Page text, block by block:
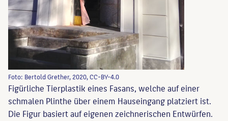
Foto: Bertold Grether, 2020, CC-BY-4.0
Figürliche Tierplastik eines Fasans, welche auf einer
schmalen Plinthe über einem Hauseingang platziert ist.
Die Figur basiert auf eigenen zeichnerischen Entwürfen.